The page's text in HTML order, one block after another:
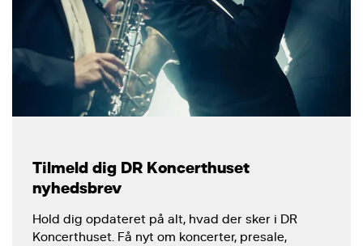
Tilmeld dig DR Koncerthuset
nyhedsbrev
Hold dig opdateret på alt, hvad der sker i DR
Koncerthuset. Få nyt om koncerter, presale,